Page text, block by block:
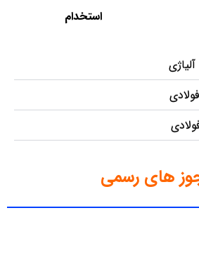
استخدام
های رسمی